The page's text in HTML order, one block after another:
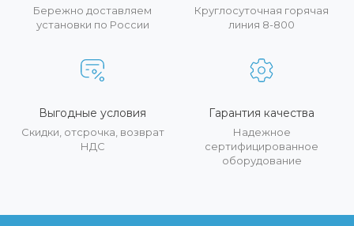
Бережно доставляем
установки по России
Круглосуточная горячая
линия 8-800
Выгодные условия
Скидки, отсрочка, возврат
НДС
Гарантия качества
Надежное
сертифицированное
оборудование